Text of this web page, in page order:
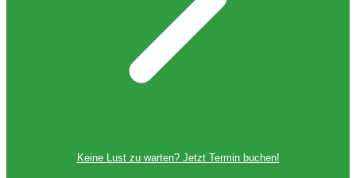
Keine Lust zu warten? Jetzt Termin buchen!